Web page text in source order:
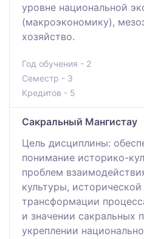
уровне национальной
(макроэкономику),
хозяйство.
Год обучения - 2
Семестр - 3
Кредитов - 5
Сакральный Мангистау
Цель дисциплины:
понимание историко-
проблем
культуры,
трансформации
и значении сакральных
укреплении